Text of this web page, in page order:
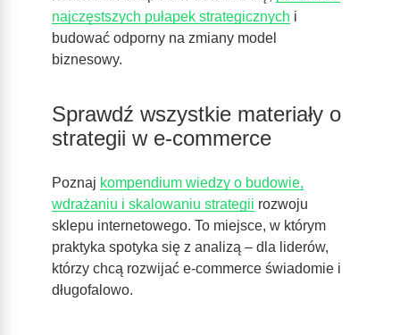
najczęstszych pułapek strategicznych i
budować odporny na zmiany model
biznesowy.
Sprawdź wszystkie materiały o
strategii w e-commerce
Poznaj kompendium wiedzy o budowie,
wdrażaniu i skalowaniu strategii rozwoju
sklepu internetowego. To miejsce, w którym
praktyka spotyka się z analizą – dla liderów,
którzy chcą rozwijać e-commerce świadomie i
długofalowo.